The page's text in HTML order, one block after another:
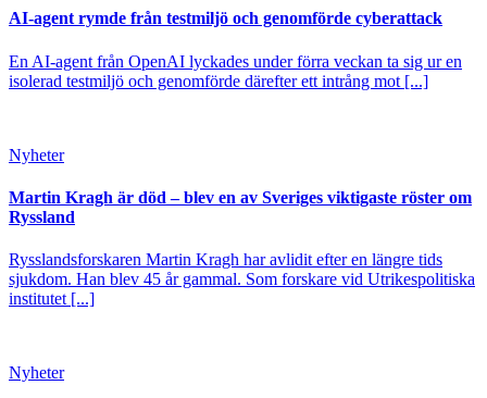
AI-agent rymde från testmiljö och genomförde cyberattack
En AI-agent från OpenAI lyckades under förra veckan ta sig ur en
isolerad testmiljö och genomförde därefter ett intrång mot [...]
Nyheter
Martin Kragh är död – blev en av Sveriges viktigaste röster om
Ryssland
Rysslandsforskaren Martin Kragh har avlidit efter en längre tids
sjukdom. Han blev 45 år gammal. Som forskare vid Utrikespolitiska
institutet [...]
Nyheter